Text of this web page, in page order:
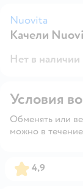
Nuovita
Качели
Нет в наличии
Условия
Обменять или
можно в
Рейтинг:
4,9